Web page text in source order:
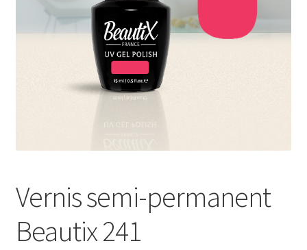
Validation
Vernis semi-permanent
Beautix 241